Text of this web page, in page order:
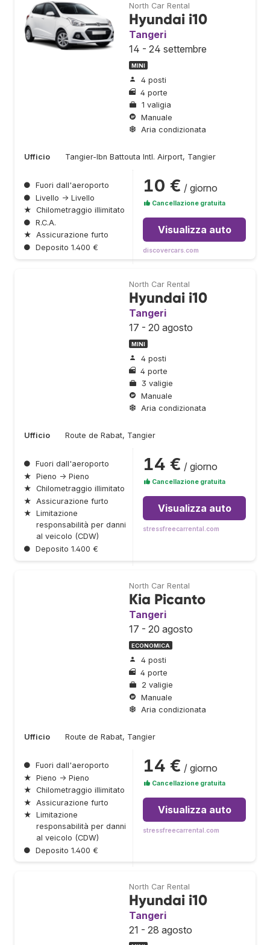
North Car Rental
Hyundai i10
Tangeri
14 - 24 settembre
MINI
4 posti
4 porte
1 valigia
Manuale
Aria condizionata
Ufficio Tangier-Ibn Battouta Intl. Airport, Tangier
● Fuori dall'aeroporto
● Livello → Livello
★ Chilometraggio illimitato
● R.C.A.
★ Assicurazione furto
● Deposito 1.400 €
10 € / giorno
Cancellazione gratuita
Visualizza auto
discovercars.com
North Car Rental
Hyundai i10
Tangeri
17 - 20 agosto
MINI
4 posti
4 porte
3 valigie
Manuale
Aria condizionata
Ufficio Route de Rabat, Tangier
● Fuori dall'aeroporto
★ Pieno → Pieno
★ Chilometraggio illimitato
★ Assicurazione furto
★ Limitazione
responsabilità per danni
al veicolo (CDW)
● Deposito 1.400 €
14 € / giorno
Cancellazione gratuita
Visualizza auto
stressfreecarrental.com
North Car Rental
Kia Picanto
Tangeri
17 - 20 agosto
ECONOMICA
4 posti
4 porte
2 valigie
Manuale
Aria condizionata
Ufficio Route de Rabat, Tangier
● Fuori dall'aeroporto
★ Pieno → Pieno
★ Chilometraggio illimitato
★ Assicurazione furto
★ Limitazione
responsabilità per danni
al veicolo (CDW)
● Deposito 1.400 €
14 € / giorno
Cancellazione gratuita
Visualizza auto
stressfreecarrental.com
North Car Rental
Hyundai i10
Tangeri
21 - 28 agosto